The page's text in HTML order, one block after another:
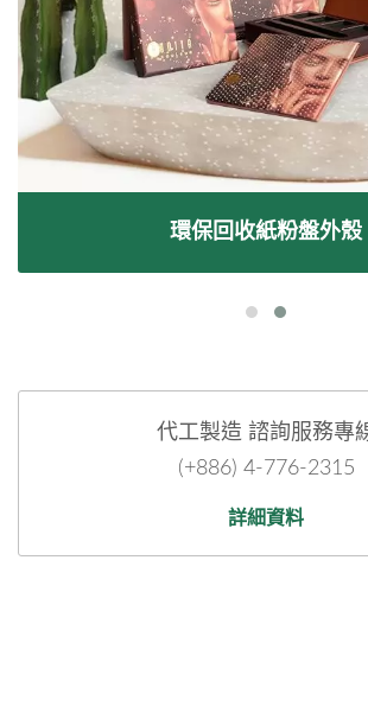
環保回收紙粉盤外殼
代工製造 諮詢服務專
(+886) 4-776-2315
詳細資料